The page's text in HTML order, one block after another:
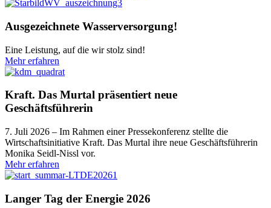
Ausgezeichnete Wasserversorgung!
Eine Leistung, auf die wir stolz sind!
Mehr erfahren
Kraft. Das Murtal präsentiert neue
Geschäftsführerin
7. Juli 2026 – Im Rahmen einer Pressekonferenz stellte die
Wirtschaftsinitiative Kraft. Das Murtal ihre neue Geschäftsführerin
Monika Seidl-Nissl vor.
Mehr erfahren
Langer Tag der Energie 2026